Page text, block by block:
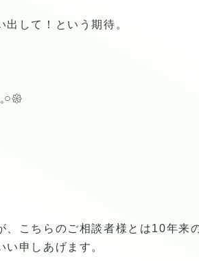
して！という期待。
こちらのご相談者様とは10年来
申しあげます。